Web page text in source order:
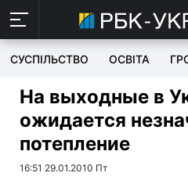
СУСПІЛЬСТВО ОСВІТА
На выходные в
ожидается
потепление
16:51 29.01.2010 Пт